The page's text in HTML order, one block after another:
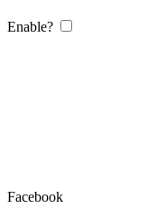
Enable?
Facebook